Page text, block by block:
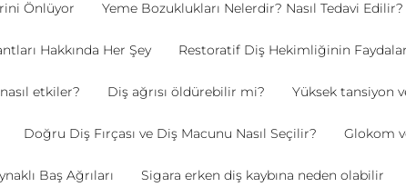
Önlüyor Yeme Bozuklukları Nelerdir? Nasıl Tedavi Edilir?
Hakkında Her Şey Restoratif Diş Hekimliğinin
etkiler? Diş ağrısı öldürebilir mi? Yüksek tansiyon
Doğru Diş Fırçası ve Diş Macunu Nasıl Seçilir? Glokom
Baş Ağrıları Sigara erken diş kaybına neden olabilir